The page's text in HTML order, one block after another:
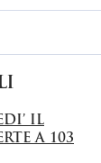
IL
A 103